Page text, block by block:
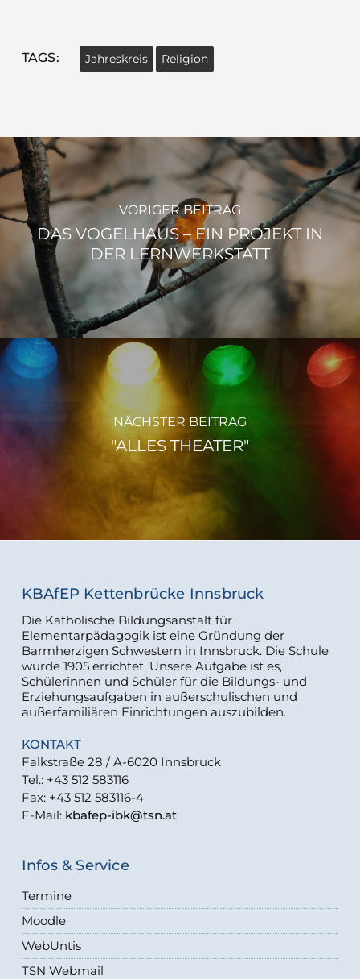
TAGS: Jahreskreis Religion
VORIGER BEITRAG
DAS VOGELHAUS – EIN PROJEKT IN
DER LERNWERKSTATT
NÄCHSTER BEITRAG
"ALLES THEATER"
KBAfEP Kettenbrücke Innsbruck
Die Katholische Bildungsanstalt für
Elementarpädagogik ist eine Gründung der
Barmherzigen Schwestern in Innsbruck. Die Schule
wurde 1905 errichtet. Unsere Aufgabe ist es,
Schülerinnen und Schüler für die Bildungs- und
Erziehungsaufgaben in außerschulischen und
außerfamiliären Einrichtungen auszubilden.
KONTAKT
Falkstraße 28 / A-6020 Innsbruck
Tel.: +43 512 583116
Fax: +43 512 583116-4
E-Mail: kbafep-ibk@tsn.at
Infos & Service
Termine
Moodle
WebUntis
TSN Webmail